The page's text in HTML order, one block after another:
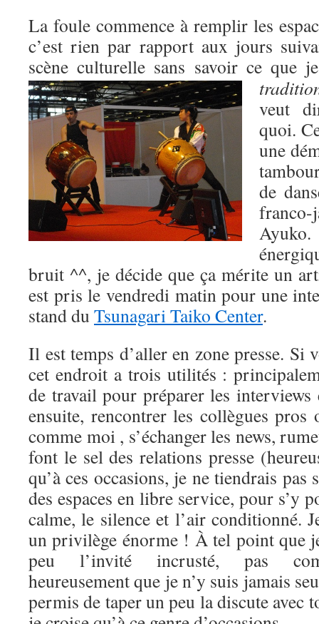
La foule commence à remplir les
c’est rien par rapport aux jours
scène culturelle sans savoir ce
veut
quoi.
une
de
bruit ^^, je décide que ça mérite un
est pris le vendredi matin pour une
stand du Tsunagari Taiko Center.
Il est temps d’aller en zone presse. Si
cet endroit a trois utilités :
de travail pour préparer les interviews
ensuite, rencontrer les collègues pros
comme moi , s’échanger les news,
font le sel des relations presse
qu’à ces occasions, je ne tiendrais
des espaces en libre service, pour s’y
calme, le silence et l’air conditionné.
un privilège énorme ! À tel point que
peu l’invité incrusté, pas
heureusement que je n’y suis jamais
permis de taper un peu la discute avec